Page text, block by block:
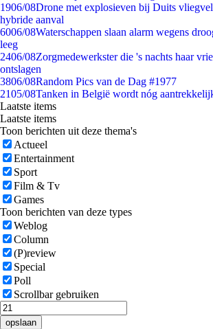
1906/08Drone met explosieven bij Duits
hybride aanval
6006/08Waterschappen slaan alarm wegens
leeg
2406/08Zorgmedewerkster die 's nachts haar
ontslagen
3806/08Random Pics van de Dag #1977
2105/08Tanken in België wordt nóg
Laatste items
Laatste items
Toon berichten uit deze thema's
Actueel
Entertainment
Sport
Film & Tv
Games
Toon berichten van deze types
Weblog
Column
(P)review
Special
Poll
Scrollbar gebruiken
opslaan